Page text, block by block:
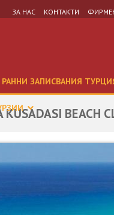
ЗА НАС КОНТАКТИ
РАННИ ЗАПИСВАНИЯ
BEACH